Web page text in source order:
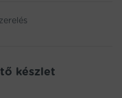
készlet